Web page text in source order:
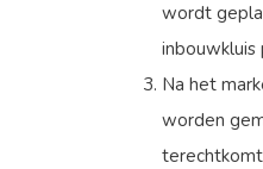
wordt
inbouwkluis
Na het
worden